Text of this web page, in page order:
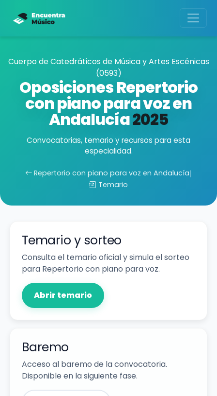
Cuerpo de Catedráticos de Música y Artes Escénicas
(0593)
Oposiciones Repertorio
con piano para voz en
Andalucía2025
Convocatorias, temario y recursos para esta
especialidad.
Repertorio con piano para voz en Andalucía|
Temario
Temario y sorteo
Consulta el temario oficial y simula el sorteo
para Repertorio con piano para voz.
Abrir temario
Baremo
Acceso al baremo de la convocatoria.
Disponible en la siguiente fase.